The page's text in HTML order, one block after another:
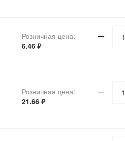
Розничная цена:
6.46 ₽
Розничная цена:
21.66 ₽